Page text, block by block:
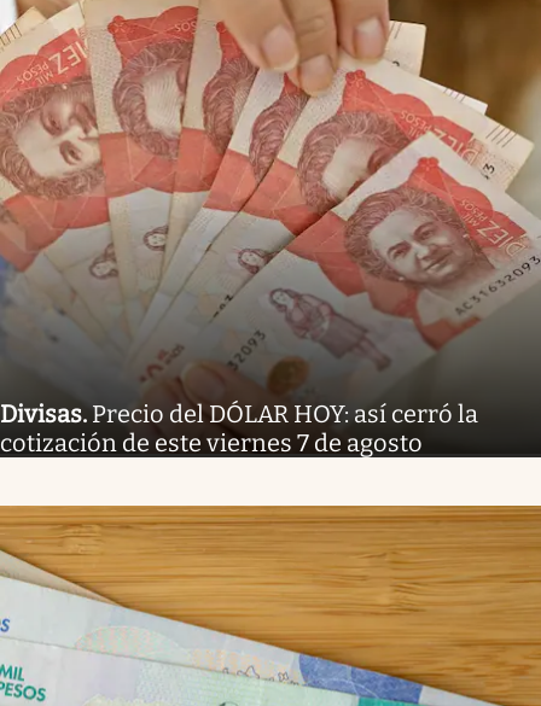
Divisas.Precio del DÓLAR HOY: así cerró la
cotización de este viernes 7 de agosto